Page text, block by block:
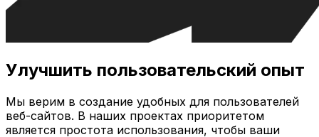
Улучшить пользовательский опыт
Мы верим в создание удобных для пользователей
веб-сайтов. В наших проектах приоритетом
является простота использования, чтобы ваши